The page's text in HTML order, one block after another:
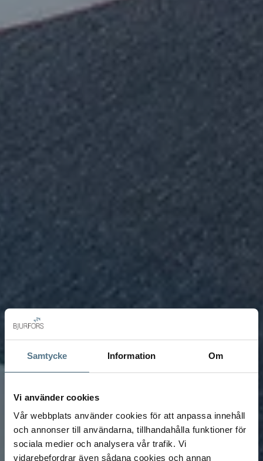
Samtycke Information Om
Vi använder cookies
Vår webbplats använder cookies för att anpassa innehåll
och annonser till användarna, tillhandahålla funktioner för
sociala medier och analysera vår trafik. Vi
vidarebefordrar även sådana cookies och annan